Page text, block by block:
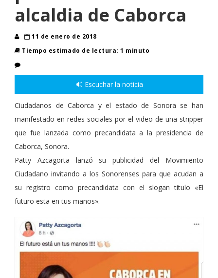
alcaldia de Caborca
11 de enero de 2018
Tiempo estimado de lectura: 1 minuto
🔊 Escuchar la noticia
Ciudadanos de Caborca y el estado de Sonora se han
manifestado en redes sociales por el video de una stripper
que fue lanzada como precandidata a la presidencia de
Caborca, Sonora.
Patty Azcagorta lanzó su publicidad del Movimiento
Ciudadano invitando a los Sonorenses para que acudan a
su registro como precandidata con el slogan titulo «El
futuro esta en tus manos».